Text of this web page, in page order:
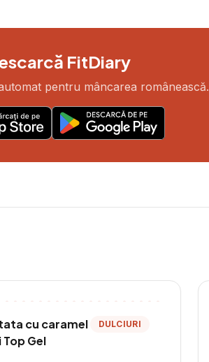
FitDiary
pentru mâncarea românească.
cu caramel
Top Gel
DULCIURI